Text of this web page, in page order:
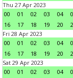
Thu 27 Apr 2023
00
01 02 03 04
16
17 18 19 20
Fri 28 Apr 2023
00
01 02 03 04
16
17 18 19 20
Sat 29 Apr 2023
00
01 02 03 04